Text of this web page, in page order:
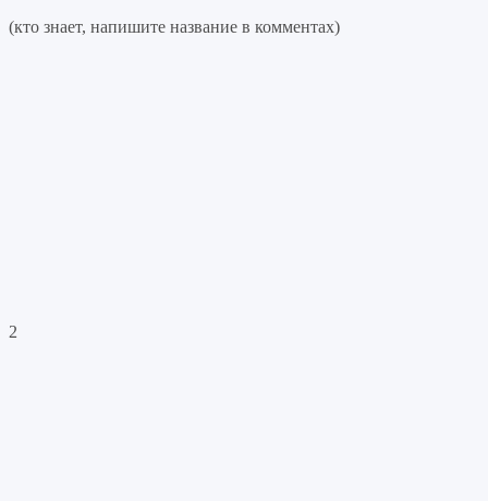
(кто знает, напишите название в комментах)
2